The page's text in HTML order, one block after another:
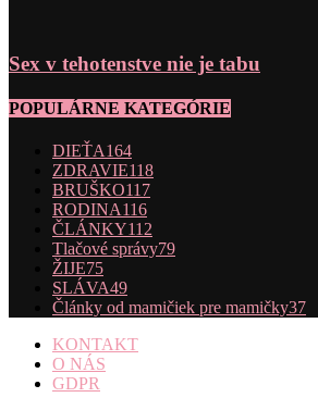
Sex v tehotenstve nie je tabu
POPULÁRNE KATEGÓRIE
DIEŤA164
ZDRAVIE118
BRUŠKO117
RODINA116
ČLÁNKY112
Tlačové správy79
ŽIJE75
SLÁVA49
Články od mamičiek pre mamičky37
KONTAKT
O NÁS
GDPR